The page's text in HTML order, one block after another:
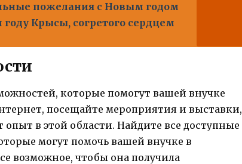
пожелания с Новым годом
Крысы, согретого сердцем
которые помогут вашей внучке
посещайте мероприятия и выставки,
в этой области. Найдите все доступные
могут помочь вашей внучке в
возможное, чтобы она получила